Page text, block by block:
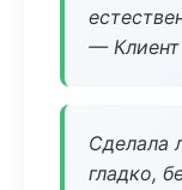
—
Сделала
гладко,